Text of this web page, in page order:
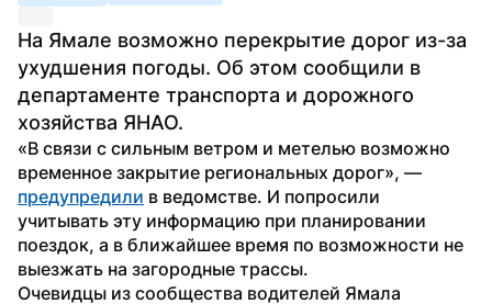
На Ямале возможно перекрытие дорог из-за
ухудшения погоды. Об этом сообщили в
департаменте транспорта и дорожного
хозяйства ЯНАО.
«В связи с сильным ветром и метелью возможно
предупредили в ведомстве. И попросили
учитывать эту информацию при планировании
поездок, а в ближайшее время по возможности не
выезжать на загородные трассы.